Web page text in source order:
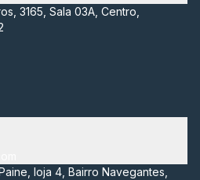
3165, Sala 03A, Centro,
loja 4, Bairro Navegantes,